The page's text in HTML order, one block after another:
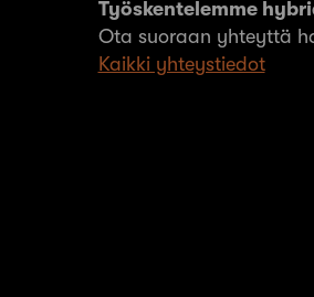
Työskentelemme
Ota suoraan yhteyttä
Kaikki yhteystiedot